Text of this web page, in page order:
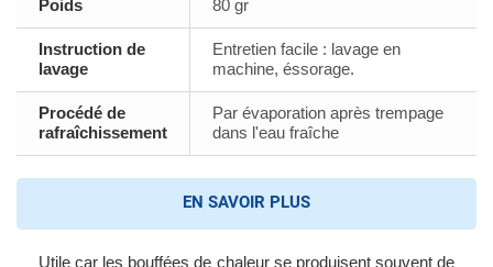
Poids 80 gr
Instruction de
lavage
Entretien facile : lavage en
machine, éssorage.
Procédé de
rafraîchissement
Par évaporation après trempage
dans l'eau fraîche
EN SAVOIR PLUS
Utile car les bouffées de chaleur se produisent souvent de